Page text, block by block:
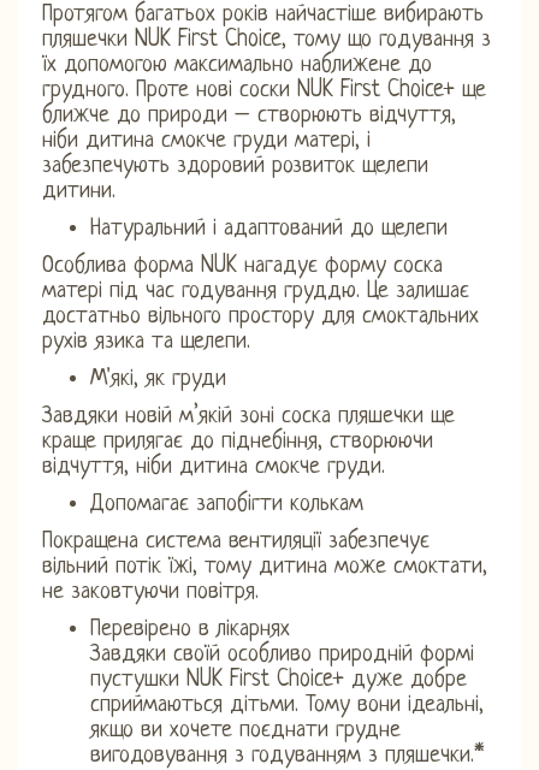
Протягом багатьох років найчастіше вибирають
пляшечки NUK First Choice, тому що годування з
їх допомогою максимально наближене до
грудного. Проте нові соски NUK First Choice+ ще
ближче до природи – створюють відчуття,
ніби дитина смокче груди матері, і
забезпечують здоровий розвиток щелепи
дитини.
Натуральний і адаптований до щелепи
Особлива форма NUK нагадує форму соска
матері під час годування груддю. Це залишає
достатньо вільного простору для смоктальних
рухів язика та щелепи.
М'які, як груди
Завдяки новій м’якій зоні соска пляшечки ще
краще прилягає до піднебіння, створюючи
відчуття, ніби дитина смокче груди.
Допомагає запобігти колькам
Покращена система вентиляції забезпечує
вільний потік їжі, тому дитина може смоктати,
не заковтуючи повітря.
Перевірено в лікарнях
Завдяки своїй особливо природній формі
пустушки NUK First Choice+ дуже добре
сприймаються дітьми. Тому вони ідеальні,
якщо ви хочете поєднати грудне
вигодовування з годуванням з пляшечки.*